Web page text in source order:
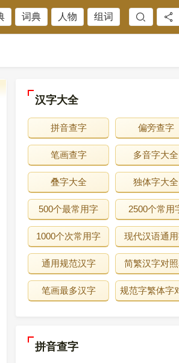
词典 人物 组词
汉字大全
拼音查字 偏旁查字
笔画查字 多音字大全
叠字大全 独体字大全
500个最常用字 2500个常用
1000个次常用字 现代汉语通
通用规范汉字 简繁汉字对
笔画最多汉字 规范字繁体字
拼音查字